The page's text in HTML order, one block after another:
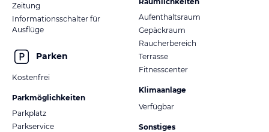
Zeitung
Informationsschalter für
Ausflüge
Parken
Kostenfrei
Parkmöglichkeiten
Parkplatz
Parkservice
Aufenthaltsraum
Gepäckraum
Raucherbereich
Terrasse
Fitnesscenter
Klimaanlage
Verfügbar
Sonstiges